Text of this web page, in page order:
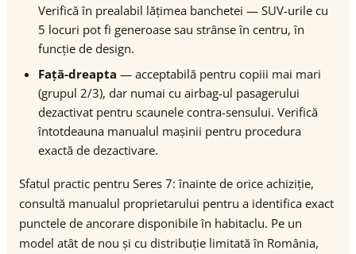
Verifică în prealabil lățimea banchetei — SUV-urile cu
5 locuri pot fi generoase sau strânse în centru, în
funcție de design.
Față-dreapta — acceptabilă pentru copiii mai mari
(grupul 2/3), dar numai cu airbag-ul pasagerului
dezactivat pentru scaunele contra-sensului. Verifică
întotdeauna manualul mașinii pentru procedura
exactă de dezactivare.
Sfatul practic pentru Seres 7: înainte de orice achiziție,
consultă manualul proprietarului pentru a identifica exact
punctele de ancorare disponibile în habitaclu. Pe un
model atât de nou și cu distribuție limitată în România,